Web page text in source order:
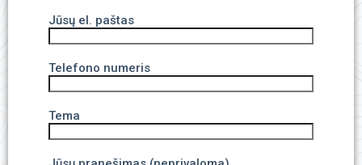
Jūsų el. paštas
Telefono numeris
Tema